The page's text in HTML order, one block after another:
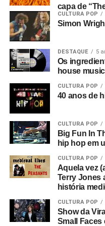
Anderton, o chefe de
foi um precursor de
religioso e queria reprimir
Então o filme passa de
Aurora” para o tema
Adolf Hitler misturados
campos de trabalho
deu a Tony Wilson,
era apresentador de talk
como: “Eles serão
trabalharam antes”, e
anúncios e cenas de ruas
é o consumismo – o novo
algo local, mas dava a
estava acontecendo e que
Então você tem essa
capa de
CULTURA POP
Simon
DESTAQUE 5
Os
house music
CULTURA POP
40 anos de
CULTURA POP
Big Fun In
hip hop em
CULTURA POP
Aquela vez
Terry Jones
história
CULTURA POP
Show da
Small Faces